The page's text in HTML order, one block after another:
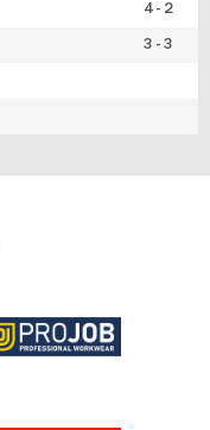
4 - 2
3 - 3